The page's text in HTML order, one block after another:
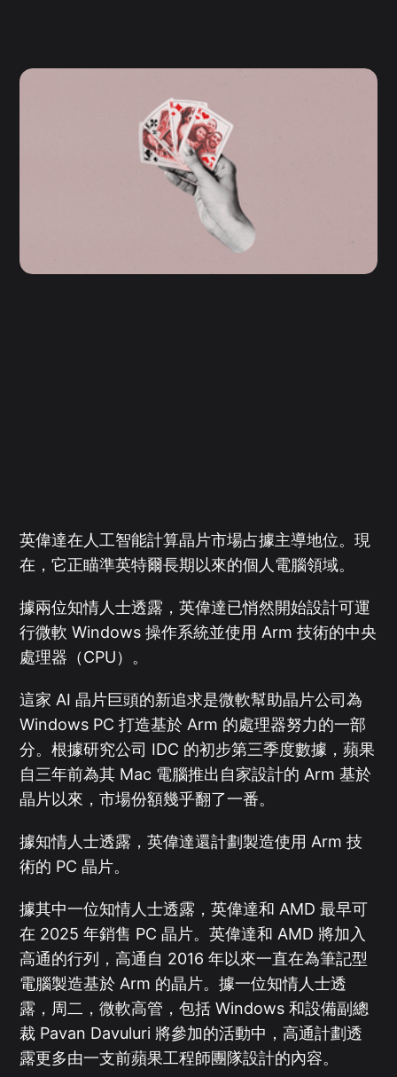
英偉達在人工智能計算晶片市場占據主導地位。現
在，它正瞄準英特爾長期以來的個人電腦領域。
據兩位知情人士透露，英偉達已悄然開始設計可運
行微軟 Windows 操作系統並使用 Arm 技術的中央
處理器（CPU）。
這家 AI 晶片巨頭的新追求是微軟幫助晶片公司為
Windows PC 打造基於 Arm 的處理器努力的一部
分。根據研究公司 IDC 的初步第三季度數據，蘋果
自三年前為其 Mac 電腦推出自家設計的 Arm 基於
晶片以來，市場份額幾乎翻了一番。
據知情人士透露，英偉達還計劃製造使用 Arm 技
術的 PC 晶片。
據其中一位知情人士透露，英偉達和 AMD 最早可
在 2025 年銷售 PC 晶片。英偉達和 AMD 將加入
高通的行列，高通自 2016 年以來一直在為筆記型
電腦製造基於 Arm 的晶片。據一位知情人士透
露，周二，微軟高管，包括 Windows 和設備副總
裁 Pavan Davuluri 將參加的活動中，高通計劃透
露更多由一支前蘋果工程師團隊設計的內容。